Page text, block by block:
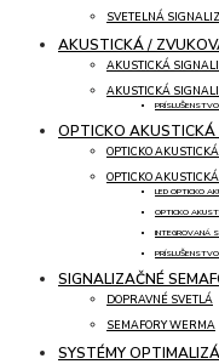
SVETELNÁ
AKUSTICKÁ /
AKUSTICKÁ
AKUSTICKÁ
OPTICKO
OPTICKO
OPTICKO
LED OPTICKO
OPTICKO
INTEGROVANÁ
SIGNALIZAČNÉ
DOPRAVNÉ SVETLÁ
SEMAFORY WERMA
SYSTÉMY